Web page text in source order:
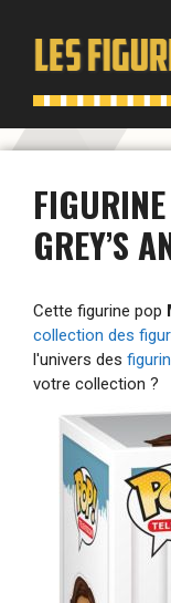
contenu
GREY’S
Cette figurine pop
collection des
l'univers des
votre collection ?